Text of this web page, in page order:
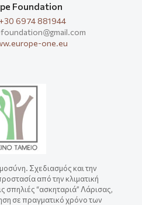
Foundation
+30 6974 881944
one.eu
Σχεδιασμός και την
από την κλιματική
σπηλιές “ασκηταριά” Λάρισας,
σε πραγματικό χρόνο των